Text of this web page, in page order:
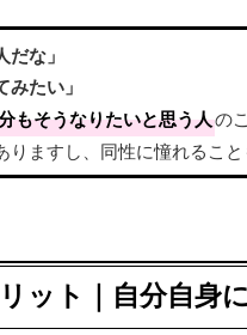
な」
みたい」
もそうなりたいと思う人の
ますし、同性に憧れること
ット｜自分自身